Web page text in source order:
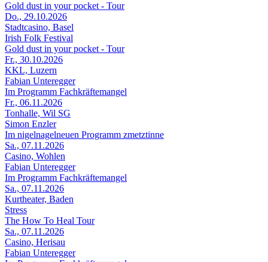
Gold dust in your pocket - Tour
Do., 29.10.2026
Stadtcasino, Basel
Irish Folk Festival
Gold dust in your pocket - Tour
Fr., 30.10.2026
KKL, Luzern
Fabian Unteregger
Im Programm Fachkräftemangel
Fr., 06.11.2026
Tonhalle, Wil SG
Simon Enzler
Im nigelnagelneuen Programm zmetztinne
Sa., 07.11.2026
Casino, Wohlen
Fabian Unteregger
Im Programm Fachkräftemangel
Sa., 07.11.2026
Kurtheater, Baden
Stress
The How To Heal Tour
Sa., 07.11.2026
Casino, Herisau
Fabian Unteregger